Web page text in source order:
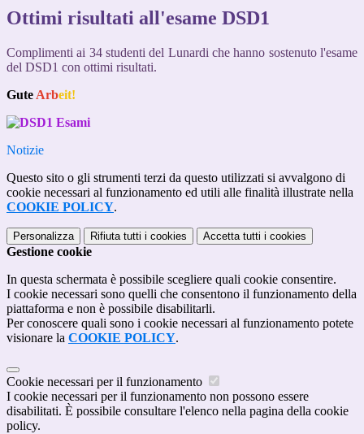
Ottimi risultati all'esame DSD1
Complimenti ai 34 studenti del Lunardi che hanno sostenuto l'esame
del DSD1 con ottimi risultati.
Gute Arbeit!
Notizie
Questo sito o gli strumenti terzi da questo utilizzati si avvalgono di
cookie necessari al funzionamento ed utili alle finalità illustrate nella
COOKIE POLICY.
Personalizza Rifiuta tutti i cookies Accetta tutti i cookies
Gestione cookie
In questa schermata è possibile scegliere quali cookie consentire.
I cookie necessari sono quelli che consentono il funzionamento della
piattaforma e non è possibile disabilitarli.
Per conoscere quali sono i cookie necessari al funzionamento potete
visionare la COOKIE POLICY.
Cookie necessari per il funzionamento
I cookie necessari per il funzionamento non possono essere
disabilitati. È possibile consultare l'elenco nella pagina della cookie
policy.